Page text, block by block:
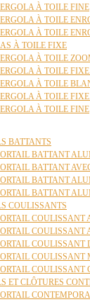
À TOILE FINE
À TOILE
À TOILE
À TOILE FIXE
À TOILE
À TOILE
À TOILE
À TOILE
À TOILE FINE
BATTANTS
BATTANT
BATTANT
BATTANT
BATTANT
COULISSANTS
COULISSANT
COULISSANT
COULISSANT
COULISSANT
COULISSANT
ET CLÔTURES